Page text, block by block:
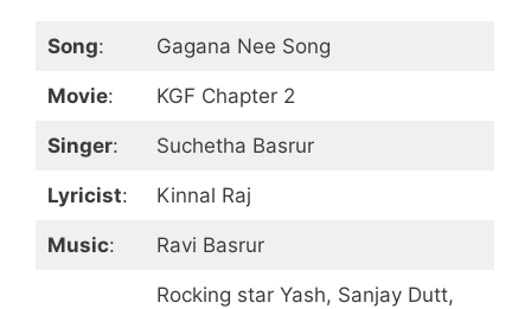
Song: Gagana Nee Song
Movie: KGF Chapter 2
Singer: Suchetha Basrur
Lyricist: Kinnal Raj
Music: Ravi Basrur
Rocking star Yash, Sanjay Dutt,